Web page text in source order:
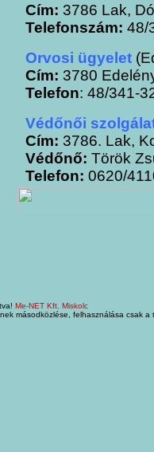
Cím: 3786 Lak,
Telefonszám: 48/
Orvosi ügyelet
Cím: 3780
Telefon: 48/341-
Védőnői
Cím: 3786. Lak,
Védőnő: Török
Telefon: 0620/
Me-NET Kft. Miskolc
másodközlése, felhasználása csak